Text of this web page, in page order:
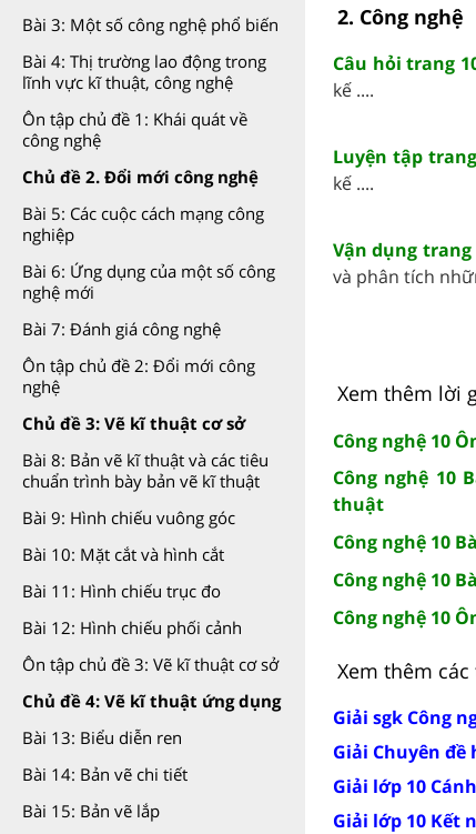
Bài 3: Một số công nghệ phổ biến
Bài 4: Thị trường lao động trong
lĩnh vực kĩ thuật, công nghệ
Ôn tập chủ đề 1: Khái quát về
công nghệ
Chủ đề 2. Đổi mới công nghệ
Bài 5: Các cuộc cách mạng công
nghiệp
Bài 6: Ứng dụng của một số công
nghệ mới
Bài 7: Đánh giá công nghệ
Ôn tập chủ đề 2: Đổi mới công
nghệ
Chủ đề 3: Vẽ kĩ thuật cơ sở
Bài 8: Bản vẽ kĩ thuật và các tiêu
chuẩn trình bày bản vẽ kĩ thuật
Bài 9: Hình chiếu vuông góc
Bài 10: Mặt cắt và hình cắt
Bài 11: Hình chiếu trục đo
Bài 12: Hình chiếu phối cảnh
Ôn tập chủ đề 3: Vẽ kĩ thuật cơ sở
Chủ đề 4: Vẽ kĩ thuật ứng dụng
Bài 13: Biểu diễn ren
Bài 14: Bản vẽ chi tiết
Bài 15: Bản vẽ lắp
2. Công nghệ
Câu hỏi trang
kế ....
Luyện tập
kế ....
Vận dụng trang
và phân tích
Xem thêm lời
Công nghệ 10
Công nghệ 10
thuật
Công nghệ 10
Công nghệ 10
Công nghệ 10
Xem thêm
Giải sgk Công
Giải Chuyên đề
Giải lớp 10
Giải lớp 10 Kết